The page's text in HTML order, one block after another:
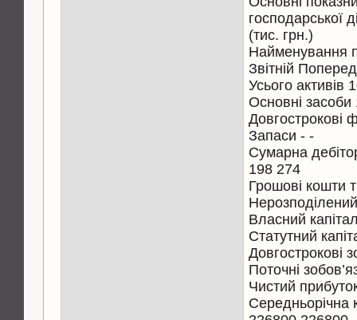
господарської
(тис. грн.)
Найменування
Звітній
Усього активів
Основні
Довгострокові
Запаси - -
Сумарна
198 274
Грошові кошти
Власний
Статутний
Довгострокові
Поточні
Чистий
Середньорічна